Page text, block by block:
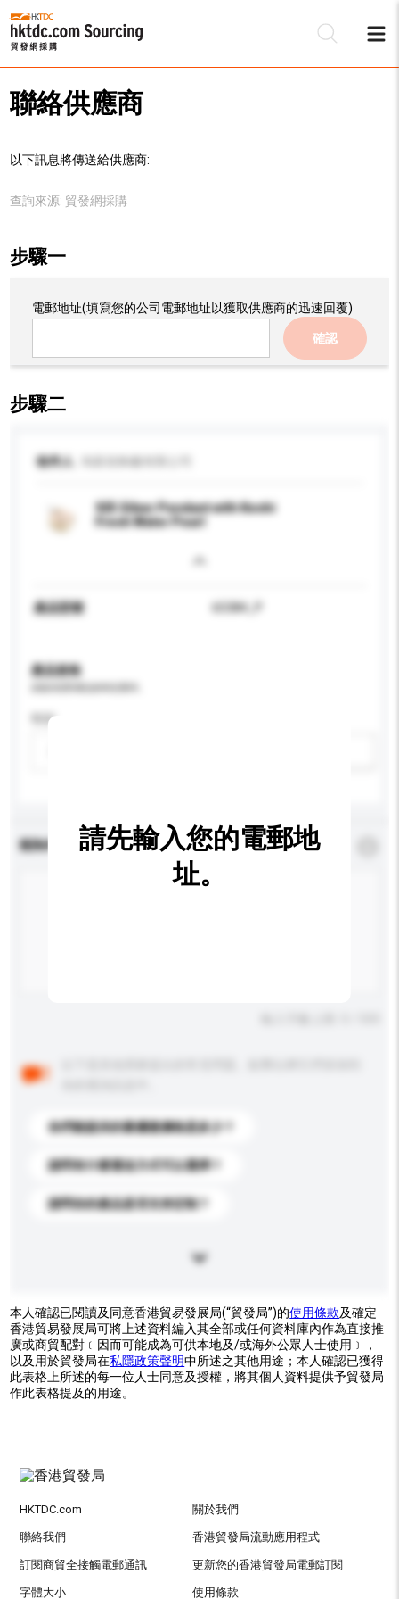
聯絡供應商
以下訊息將傳送給供應商:
查詢來源: 貿發網採購
步驟一
電郵地址(填寫您的公司電郵地址以獲取供應商的迅速回覆)
確認
步驟二
收件人
925 Silver Pendant with Keshi
Fresh Water Pearl
產品型號 65384_P
產品規格
性别
查詢內容 *必須填寫
你們能提供的最優惠價格是多少？
請問有什麼運送方式可以選擇？
請問你的產品是否支持定制？
請先輸入您的電郵地
址。
本人確認已閱讀及同意香港貿易發展局(“貿發局”)的使用條款及確定
香港貿易發展局可將上述資料編入其全部或任何資料庫內作為直接推
廣或商貿配對﹝因而可能成為可供本地及/或海外公眾人士使用﹞，
以及用於貿發局在私隱政策聲明中所述之其他用途；本人確認已獲得
此表格上所述的每一位人士同意及授權，將其個人資料提供予貿發局
作此表格提及的用途。
HKTDC.com 關於我們
聯絡我們 香港貿發局流動應用程式
訂閱商貿全接觸電郵通訊 更新您的香港貿發局電郵訂閱
字體大小 使用條款